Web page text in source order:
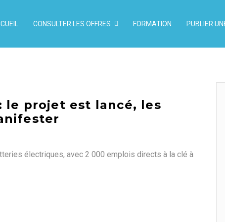
CONSULTER LES OFFRES FORMATION PUBLIER
le projet est lancé, les
électriques, avec 2 000 emplois directs à la clé à